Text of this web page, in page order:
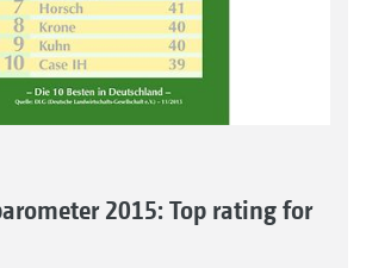
2015: Top rating for